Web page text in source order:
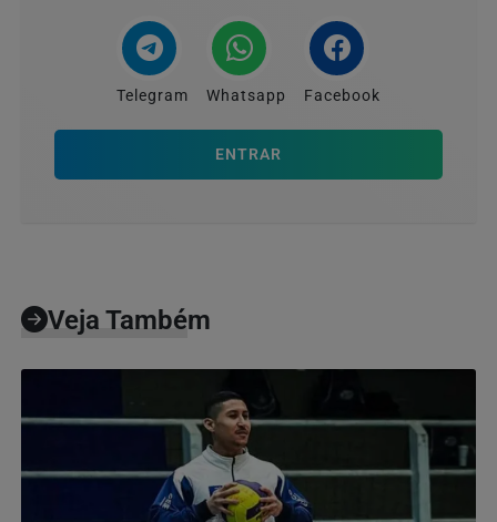
Telegram Whatsapp Facebook
ENTRAR
Veja Também